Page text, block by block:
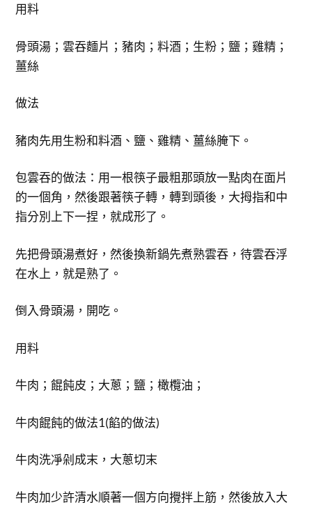
用料
骨頭湯；雲吞麵片；豬肉；料酒；生粉；鹽；雞精；
薑絲
做法
豬肉先用生粉和料酒、鹽、雞精、薑絲腌下。
包雲吞的做法：用一根筷子最粗那頭放一點肉在面片
的一個角，然後跟著筷子轉，轉到頭後，大拇指和中
指分別上下一捏，就成形了。
先把骨頭湯煮好，然後換新鍋先煮熟雲吞，待雲吞浮
在水上，就是熟了。
倒入骨頭湯，開吃。
用料
牛肉；餛飩皮；大蔥；鹽；橄欖油；
牛肉餛飩的做法1(餡的做法)
牛肉洗凈剁成末，大蔥切末
牛肉加少許清水順著一個方向攪拌上筋，然後放入大